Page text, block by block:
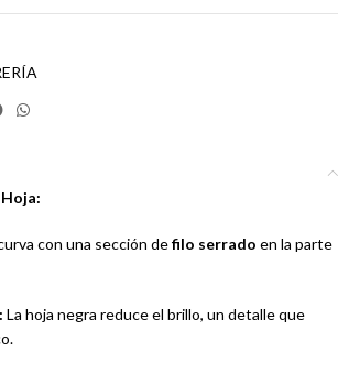
con una sección defilo serrado en la parte
La hoja negra reduce el brillo, un detalle que